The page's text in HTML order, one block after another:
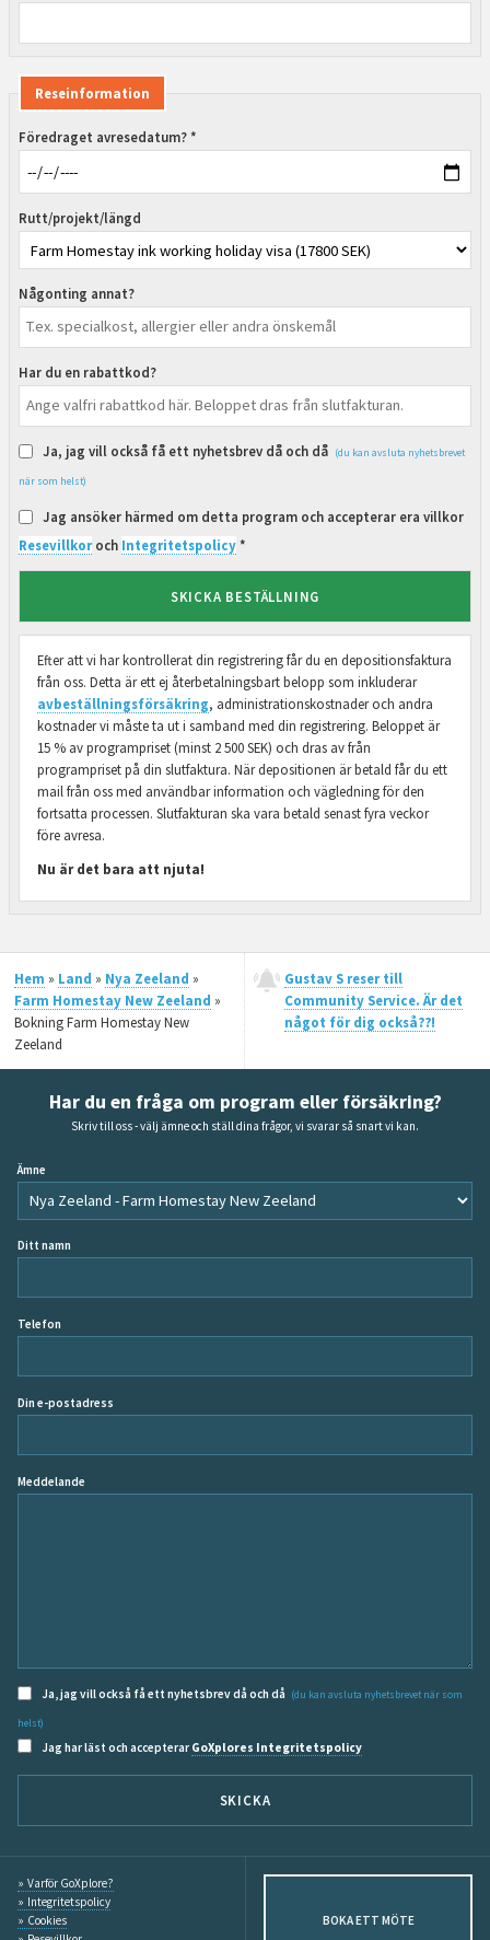
Reseinformation
Föredraget avresedatum? *
Rutt/projekt/längd
Någonting annat?
Har du en rabattkod?
Ja, jag vill också få ett nyhetsbrev då och då (du kan avsluta nyhetsbrevet
när som helst)
Jag ansöker härmed om detta program och accepterar era villkor
Resevillkoroch Integritetspolicy*
SKICKA BESTÄLLNING
Efter att vi har kontrollerat din registrering får du en depositionsfaktura
från oss. Detta är ett ej återbetalningsbart belopp som inkluderar
avbeställningsförsäkring, administrationskostnader och andra
kostnader vi måste ta ut i samband med din registrering. Beloppet är
15 % av programpriset (minst 2 500 SEK) och dras av från
programpriset på din slutfaktura. När depositionen är betald får du ett
mail från oss med användbar information och vägledning för den
fortsatta processen. Slutfakturan ska vara betald senast fyra veckor
före avresa.
Nu är det bara att njuta!
Hem » Land » Nya Zeeland »
Farm Homestay New Zeeland »
Bokning Farm Homestay New
Zeeland
Gustav S reser till
Community Service. Är det
något för dig också??!
Har du en fråga om program eller försäkring?
Skriv till oss - välj ämne och ställ dina frågor, vi svarar så snart vi kan.
Ämne
Ditt namn
Telefon
Din e-postadress
Meddelande
Ja, jag vill också få ett nyhetsbrev då och då (du kan avsluta nyhetsbrevet när som
helst)
Jag har läst och accepterar GoXplores Integritetspolicy
SKICKA
Varför GoXplore?
Integritetspolicy
Cookies
BOKA ETT MÖTE